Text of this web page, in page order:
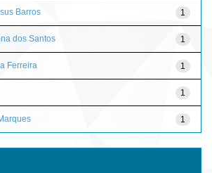
1
Barros
1
dos Santos
1
Ferreira
1
1